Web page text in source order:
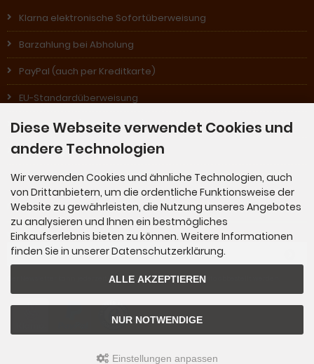
Klarna elektronische Sofortüberweisung
Barzahlung bei Abholung
PayPal (auch per Kreditkarte)
EU-Standardüberweisung
Nachnahme (in Österreich)
Rechnung (für Stammkunden)
Newsletter-Anmeldung
E-Mail-Adresse:
Der Newsletter kann jederzeit hier oder in Ihrem Kundenkonto abbestellt werden.
Diese Webseite verwendet Cookies und
andere Technologien
Wir verwenden Cookies und ähnliche Technologien, auch
von Drittanbietern, um die ordentliche Funktionsweise der
Website zu gewährleisten, die Nutzung unseres Angebotes
zu analysieren und Ihnen ein bestmögliches
Einkaufserlebnis bieten zu können. Weitere Informationen
finden Sie in unserer Datenschutzerklärung.
ALLE AKZEPTIEREN
NUR NOTWENDIGE
Einstellungen anpassen